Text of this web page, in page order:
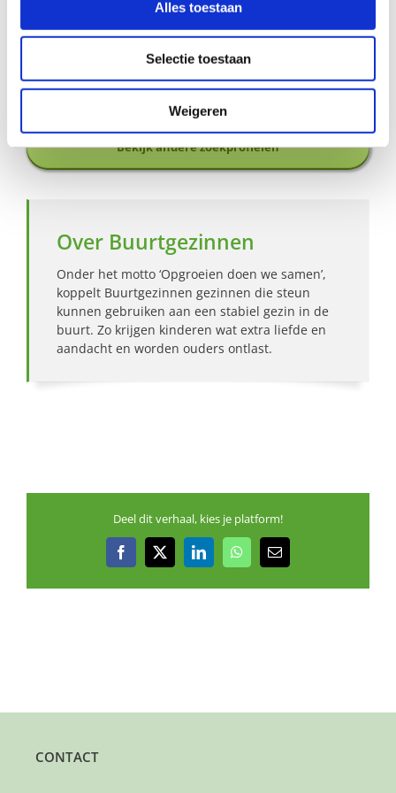
Alles toestaan
Selectie toestaan
Weigeren
Aanmelden als steungezin
Hoe werkt Buurtgezinnen?
Bekijk andere zoekprofielen
Over Buurtgezinnen
Onder het motto ‘Opgroeien doen we samen’,
koppelt Buurtgezinnen gezinnen die steun
kunnen gebruiken aan een stabiel gezin in de
buurt. Zo krijgen kinderen wat extra liefde en
aandacht en worden ouders ontlast.
Deel dit verhaal, kies je platform!
Facebook
X LinkedInWhatsApp
E-
CONTACT